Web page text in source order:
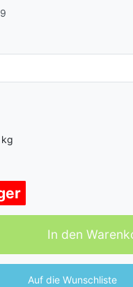
In den
Auf die Wunschliste